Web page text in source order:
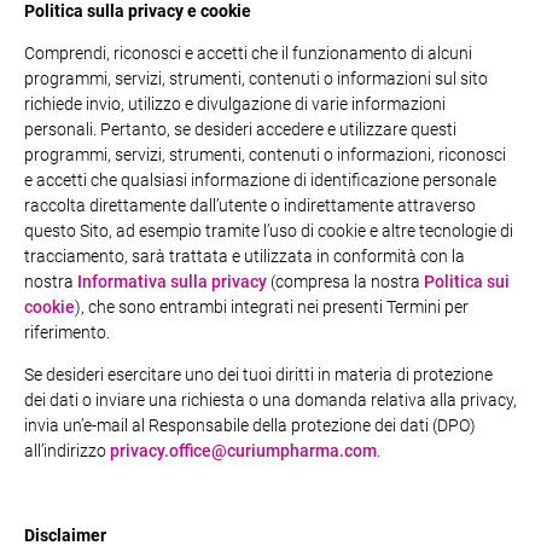
Politica sulla privacy e cookie
Comprendi, riconosci e accetti che il funzionamento di alcuni
programmi, servizi, strumenti, contenuti o informazioni sul sito
richiede invio, utilizzo e divulgazione di varie informazioni
personali. Pertanto, se desideri accedere e utilizzare questi
programmi, servizi, strumenti, contenuti o informazioni, riconosci
e accetti che qualsiasi informazione di identificazione personale
raccolta direttamente dall’utente o indirettamente attraverso
questo Sito, ad esempio tramite l’uso di cookie e altre tecnologie di
tracciamento, sarà trattata e utilizzata in conformità con la
nostra Informativa sulla privacy (compresa la nostra Politica sui
cookie), che sono entrambi integrati nei presenti Termini per
riferimento.
Se desideri esercitare uno dei tuoi diritti in materia di protezione
dei dati o inviare una richiesta o una domanda relativa alla privacy,
invia un’e-mail al Responsabile della protezione dei dati (DPO)
all’indirizzoprivacy.office@curiumpharma.com
Disclaimer